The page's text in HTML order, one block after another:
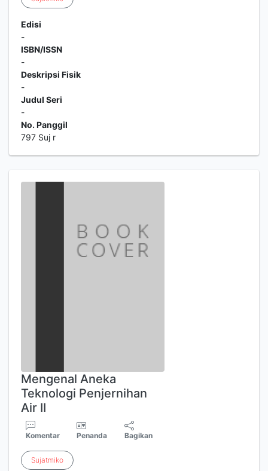
Edisi
-
ISBN/ISSN
-
Deskripsi Fisik
-
Judul Seri
-
No. Panggil
797 Suj r
Mengenal Aneka
Teknologi Penjernihan
Air II
Komentar Penanda Bagikan
Sujatmiko